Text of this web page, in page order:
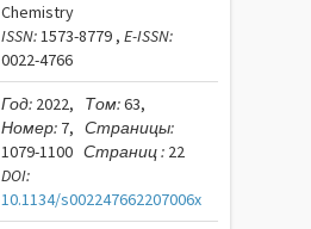
Chemistry
ISSN:1573-8779 ,E-ISSN:
0022-4766
Год: 2022, Том:63,
Номер: 7, Страницы:
1079-1100 Страниц : 22
DOI:
10.1134/s002247662207006x